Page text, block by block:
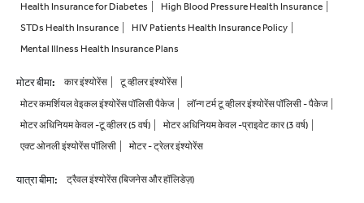
Health Insurance for Diabetes
High Blood Pressure Health Insurance
STDs Health Insurance
HIV Patients Health Insurance Policy
Mental Illness Health Insurance Plans
मोटर बीमा: कार इंश्योरेंस
टू व्हीलर इंश्योरेंस
मोटर कमर्शियल वेइकल इंश्योरेंस पॉलिसी पैकेज
लॉन्ग टर्म टू व्हीलर इंश्योरेंस पॉलिसी - पैकेज
मोटर अधिनियम केवल -टू व्हीलर (5 वर्ष)
मोटर अधिनियम केवल -प्राइवेट कार (3 वर्ष)
एक्ट ओनली इंश्योरेंस पॉलिसी
मोटर - ट्रेलर इंश्योरेंस
यात्रा बीमा: ट्रैवल इंश्योरेंस (बिजनेस और हॉलिडेज़)